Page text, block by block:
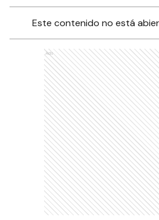
Este contenido no está
Ads